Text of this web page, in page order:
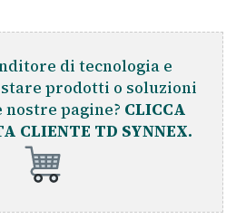
di tecnologia e
prodotti o soluzioni
pagine? CLICCA
CLIENTE TD SYNNEX.